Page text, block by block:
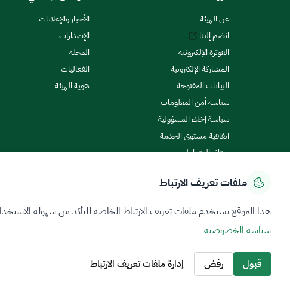
عن الهيئة
انضم إلينا
الفوترة الإلكترونية
المشاركة الإلكترونية
البيانات المفتوحة
سياسة أمن المعلومات
سياسة إخلاء المسؤولية
اتفاقية مستوى الخدمة
ميثاق المتعاملين
الأخبار والإعلانات
الإصدارات
المجلة
الفعاليات
هوية الهيئة
جميع الحقوق محفوظة 2026 © ZATCA.GOV.SA
آخر تحديث للموقع في07 أغسطس 2026 08:14 ص
ملفات تعريف الارتباط
هذا الموقع يستخدم ملفات تعريف الارتباط الخاصة للتأكد من سهولة
سياسة الخصوصية
قبول رفض إدارة ملفات تعريف الارتباط